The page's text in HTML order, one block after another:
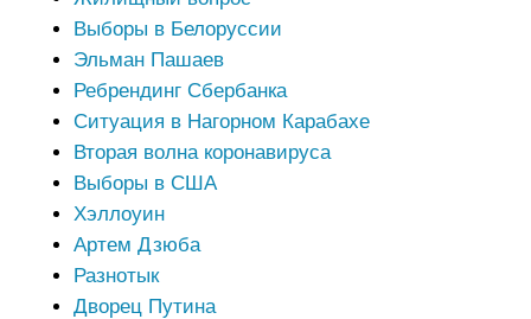
Выборы в Белоруссии
Эльман Пашаев
Ребрендинг Сбербанка
Ситуация в Нагорном Карабахе
Вторая волна коронавируса
Выборы в США
Хэллоуин
Артем Дзюба
Разнотык
Дворец Путина